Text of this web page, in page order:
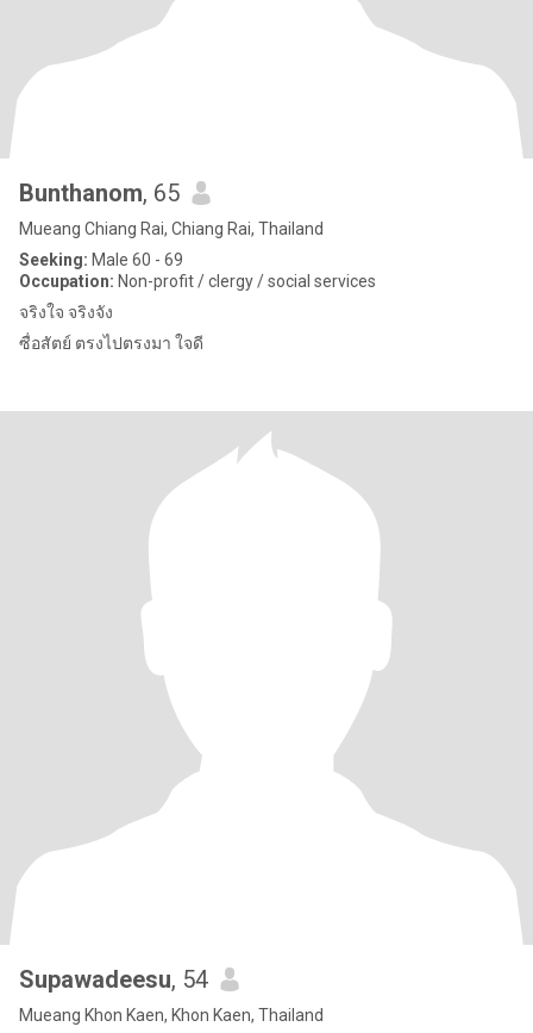
Bunthanom, 65
Mueang Chiang Rai, Chiang Rai, Thailand
Seeking: Male 60 - 69
Occupation: Non-profit / clergy / social services
จริงใจ จริงจัง
ซื่อสัตย์ ตรงไปตรงมา ใจดี
Supawadeesu, 54
Mueang Khon Kaen, Khon Kaen, Thailand